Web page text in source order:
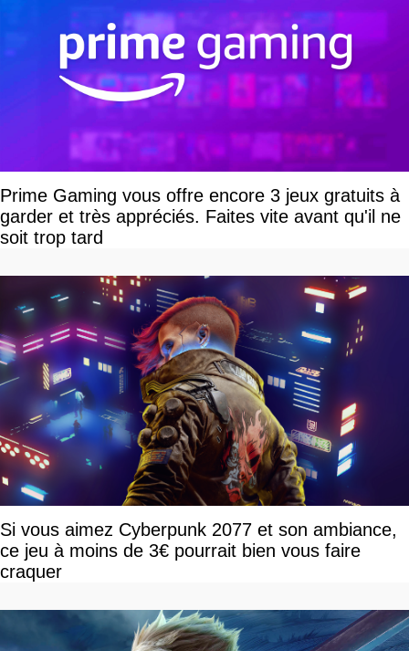
Prime Gaming vous offre encore 3 jeux gratuits à
garder et très appréciés. Faites vite avant qu'il ne
soit trop tard
Si vous aimez Cyberpunk 2077 et son ambiance,
ce jeu à moins de 3€ pourrait bien vous faire
craquer